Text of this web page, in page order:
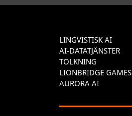
LINGVISTISK AI
AI-DATATJÄNSTER
TOLKNING
LIONBRIDGE GAMES
AURORA AI